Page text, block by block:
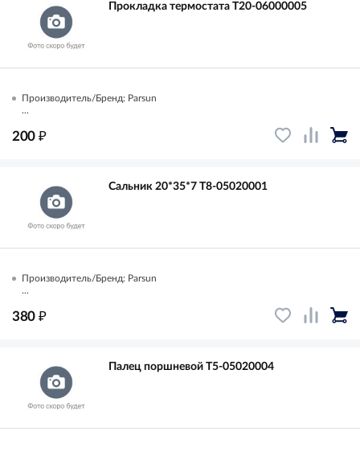
Прокладка термостата T20-06000005
Производитель/Бренд: Parsun
...
200 ₽
Сальник 20*35*7 T8-05020001
Производитель/Бренд: Parsun
...
380 ₽
Палец поршневой T5-05020004